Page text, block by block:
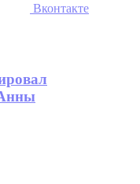
Вконтакте